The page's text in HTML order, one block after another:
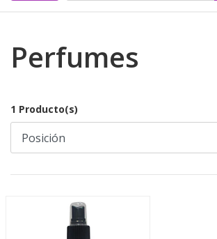
Perfumes
1 Producto(s)